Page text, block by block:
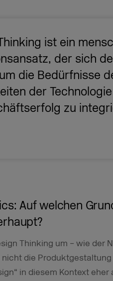
ist ein
der sich
die Bedürfnisse
der
zu
Auf welchen
Thinking um – wie der
die Produktgestaltung
in diesem Kontext